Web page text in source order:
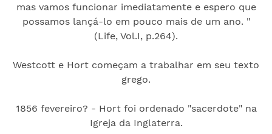
mas vamos funcionar imediatamente e espero que
possamos lançá-lo em pouco mais de um ano. "
(Life, Vol.I, p.264).
Westcott e Hort começam a trabalhar em seu texto
grego.
1856 fevereiro? - Hort foi ordenado "sacerdote" na
Igreja da Inglaterra.